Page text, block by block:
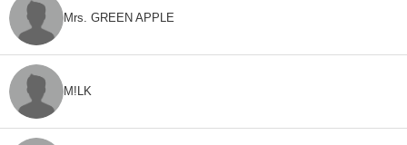
Mrs. GREEN APPLE
M!LK